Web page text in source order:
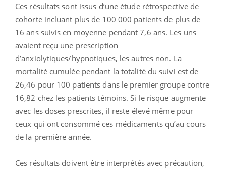
Ces résultats sont issus d’une étude rétrospective de
cohorte incluant plus de 100 000 patients de plus de
16 ans suivis en moyenne pendant 7,6 ans. Les uns
avaient reçu une prescription
d’anxiolytiques/hypnotiques, les autres non. La
mortalité cumulée pendant la totalité du suivi est de
26,46 pour 100 patients dans le premier groupe contre
16,82 chez les patients témoins. Si le risque augmente
avec les doses prescrites, il reste élevé même pour
ceux qui ont consommé ces médicaments qu’au cours
de la première année.
Ces résultats doivent être interprétés avec précaution,